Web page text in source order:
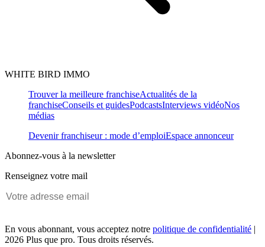
WHITE BIRD IMMO
Trouver la meilleure franchiseActualités de la
franchiseConseils et guidesPodcastsInterviews vidéoNos
médias
Devenir franchiseur : mode d’emploiEspace annonceur
Abonnez-vous à la newsletter
Renseignez votre mail
En vous abonnant, vous acceptez notre politique de confidentialité |
2026 Plus que pro. Tous droits réservés.